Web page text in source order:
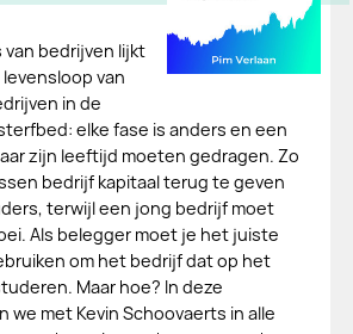
bedrijven lijkt
van
in de
elke fase is anders en een
zijn leeftijd moeten gedragen. Zo
bedrijf kapitaal terug te geven
terwijl een jong bedrijf moet
Als belegger moet je het juiste
om het bedrijf dat op het
Maar hoe? In deze
we met Kevin Schoovaerts in alle